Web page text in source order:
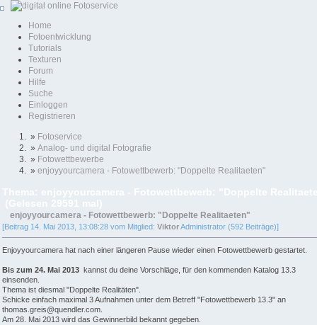
Home
Fotoentwicklung
Tutorials
Texturen
Forum
Hilfe
Suche
Einloggen
Registrieren
» Fotoservice
» Analog- und digital Fotografie
» Fotowettbewerbe
» enjoyyourcamera - Fotowettbewerb: "Doppelte Realitaeten"
enjoyyourcamera - Fotowettbewerb: "Doppelte Realitaeten"
[Beitrag 14. Mai 2013, 13:08:28 vom Mitglied: ViktorAdministrator (592 Beiträge)]
Enjoyyourcamera hat nach einer längeren Pause wieder einen Fotowettbewerb gestartet.
Bis zum 24. Mai 2013 kannst du deine Vorschläge, für den kommenden Katalog 13.3
einsenden.
Thema ist diesmal "Doppelte Realitäten".
Schicke einfach maximal 3 Aufnahmen unter dem Betreff "Fotowettbewerb 13.3" an
thomas.greis@quendler.com.
Am 28. Mai 2013 wird das Gewinnerbild bekannt gegeben.